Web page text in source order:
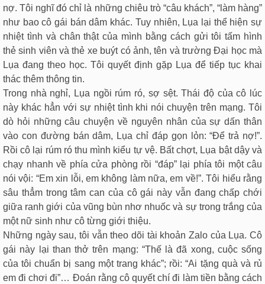
nợ. Tôi nghĩ đó chỉ là những chiêu trò “câu khách”, “làm hàng”
như bao cô gái bán dâm khác. Tuy nhiên, Lụa lại thể hiện sự
nhiệt tình và chân thật của mình bằng cách gửi tôi tấm hình
thẻ sinh viên và thẻ xe buýt có ảnh, tên và trường Đại học mà
Lụa đang theo học. Tôi quyết định gặp Lụa để tiếp tục khai
thác thêm thông tin.
Trong nhà nghỉ, Lụa ngồi rúm ró, sợ sệt. Thái độ của cô lúc
này khác hẳn với sự nhiệt tình khi nói chuyện trên mạng. Tôi
dò hỏi những câu chuyện về nguyên nhân của sự dấn thân
vào con đường bán dâm, Lụa chỉ đáp gọn lỏn: “Để trả nợ!”.
Rồi cô lại rúm ró thu mình kiểu tự vệ. Bất chợt, Lụa bật dậy và
chạy nhanh về phía cửa phòng rồi “đáp” lại phía tôi một câu
nói vội: “Em xin lỗi, em không làm nữa, em về!”. Tôi hiểu rằng
sâu thẳm trong tâm can của cô gái này vẫn đang chấp chới
giữa ranh giới của vũng bùn nhơ nhuốc và sự trong trắng của
một nữ sinh như cô từng giới thiệu.
Những ngày sau, tôi vẫn theo dõi tài khoản Zalo của Lụa. Cô
gái này lại than thở trên mạng: “Thế là đã xong, cuộc sống
của tôi chuẩn bị sang một trang khác”; rồi: “Ai tặng quà và rủ
em đi chơi đi”… Đoán rằng cô quyết chí đi làm tiền bằng cách